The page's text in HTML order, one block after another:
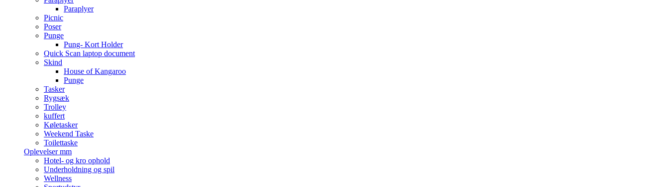
Paraplyer
Picnic
Poser
Punge
Pung- Kort Holder
Quick Scan laptop document
Skind
House of Kangaroo
Punge
Tasker
Rygsæk
Trolley
kuffert
Køletasker
Weekend Taske
Toilettaske
Oplevelser mm
Hotel- og kro ophold
Underholdning og spil
Wellness